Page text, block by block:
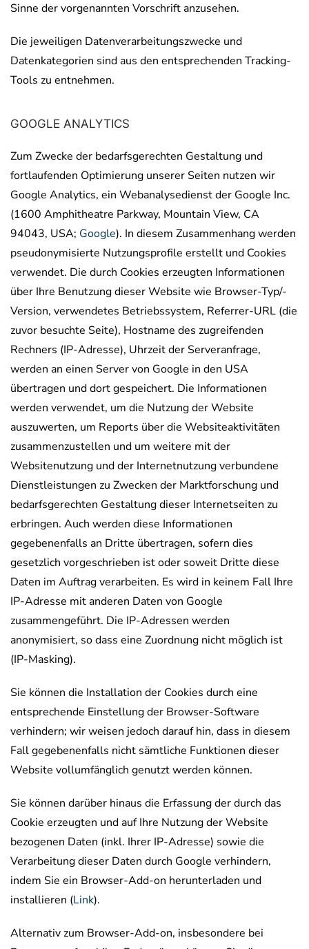
Sinne der vorgenannten Vorschrift anzusehen.
Die jeweiligen Datenverarbeitungszwecke und
Datenkategorien sind aus den entsprechenden Tracking-
Tools zu entnehmen.
GOOGLE ANALYTICS
Zum Zwecke der bedarfsgerechten Gestaltung und
fortlaufenden Optimierung unserer Seiten nutzen wir
Google Analytics, ein Webanalysedienst der Google Inc.
(1600 Amphitheatre Parkway, Mountain View, CA
94043, USA; Google). In diesem Zusammenhang werden
pseudonymisierte Nutzungsprofile erstellt und Cookies
verwendet. Die durch Cookies erzeugten Informationen
über Ihre Benutzung dieser Website wie Browser-Typ/-
Version, verwendetes Betriebssystem, Referrer-URL (die
zuvor besuchte Seite), Hostname des zugreifenden
Rechners (IP-Adresse), Uhrzeit der Serveranfrage,
werden an einen Server von Google in den USA
übertragen und dort gespeichert. Die Informationen
werden verwendet, um die Nutzung der Website
auszuwerten, um Reports über die Websiteaktivitäten
zusammenzustellen und um weitere mit der
Websitenutzung und der Internetnutzung verbundene
Dienstleistungen zu Zwecken der Marktforschung und
bedarfsgerechten Gestaltung dieser Internetseiten zu
erbringen. Auch werden diese Informationen
gegebenenfalls an Dritte übertragen, sofern dies
gesetzlich vorgeschrieben ist oder soweit Dritte diese
Daten im Auftrag verarbeiten. Es wird in keinem Fall Ihre
IP-Adresse mit anderen Daten von Google
zusammengeführt. Die IP-Adressen werden
anonymisiert, so dass eine Zuordnung nicht möglich ist
(IP-Masking).
Sie können die Installation der Cookies durch eine
entsprechende Einstellung der Browser-Software
verhindern; wir weisen jedoch darauf hin, dass in diesem
Fall gegebenenfalls nicht sämtliche Funktionen dieser
Website vollumfänglich genutzt werden können.
Sie können darüber hinaus die Erfassung der durch das
Cookie erzeugten und auf Ihre Nutzung der Website
bezogenen Daten (inkl. Ihrer IP-Adresse) sowie die
Verarbeitung dieser Daten durch Google verhindern,
indem Sie ein Browser-Add-on herunterladen und
installieren (Link).
Alternativ zum Browser-Add-on, insbesondere bei